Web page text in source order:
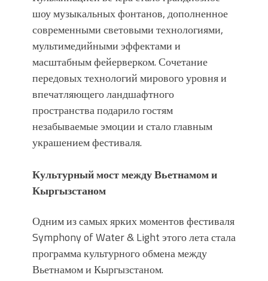
шоу музыкальных фонтанов, дополненное
современными световыми технологиями,
мультимедийными эффектами и
масштабным фейерверком. Сочетание
передовых технологий мирового уровня и
впечатляющего ландшафтного
пространства подарило гостям
незабываемые эмоции и стало главным
украшением фестиваля.
Культурный мост между Вьетнамом и
Кыргызстаном
Одним из самых ярких моментов фестиваля
Symphony of Water & Light этого лета стала
программа культурного обмена между
Вьетнамом и Кыргызстаном.